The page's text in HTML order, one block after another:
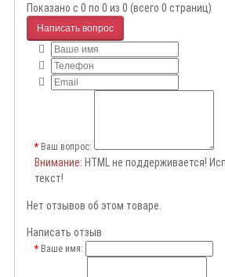
Показано с 0 по 0 из 0 (всего 0 страниц)
Написать вопрос
Ваш вопрос:
Внимание: HTML не поддерживается!
текст!
Нет отзывов об этом товаре.
Написать отзыв
Ваше имя: